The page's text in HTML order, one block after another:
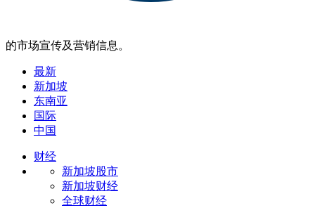
的市场宣传及营销信息。
最新
新加坡
东南亚
国际
中国
财经
新加坡股市
新加坡财经
全球财经